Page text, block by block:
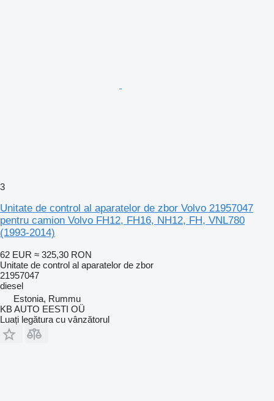
3
Unitate de control al aparatelor de zbor Volvo 21957047
pentru camion Volvo FH12, FH16, NH12, FH, VNL780
(1993-2014)
62 EUR ≈ 325,30 RON
Unitate de control al aparatelor de zbor
21957047
diesel
Estonia, Rummu
KB AUTO EESTI OÜ
Luați legătura cu vânzătorul